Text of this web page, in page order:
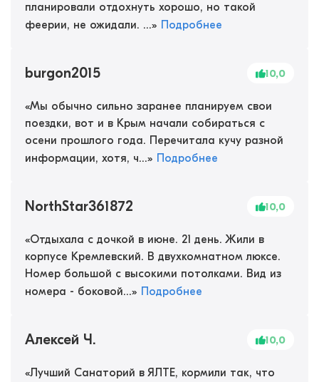
планировали отдохнуть хорошо, но такой
феерии, не ожидали. ...» Подробнее
burgon2015 10,0
«Мы обычно сильно заранее планируем свои
поездки, вот и в Крым начали собираться с
осени прошлого года. Перечитала кучу разной
информации, хотя, ч...» Подробнее
NorthStar361872 10,0
«Отдыхала с дочкой в июне. 21 день. Жили в
корпусе Кремлевский. В двухкомнатном люксе.
Номер большой с высокими потолками. Вид из
номера - боковой...» Подробнее
Алексей Ч. 10,0
«Лучший Санаторий в ЯЛТЕ, кормили так, что